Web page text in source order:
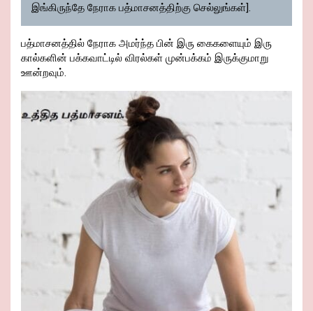
இங்கிருந்தே நேராக பத்மாசனத்திற்கு செல்லுங்கள்].
பத்மாசனத்தில் நேராக அமர்ந்த பின் இரு கைகளையும் இரு
கால்களின் பக்கவாட்டில் விரல்கள் முன்பக்கம் இருக்குமாறு
ஊன்றவும்.